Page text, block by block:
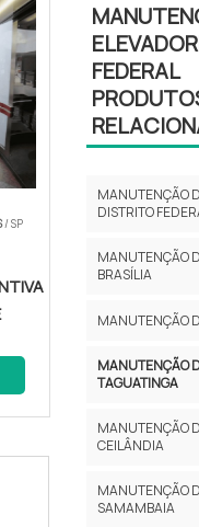
/ SP
FEDERAL
MANUTENÇÃO
DISTRITO
MANUTENÇÃO
BRASÍLIA
MANUTENÇÃO
MANUTENÇÃO
TAGUATINGA
MANUTENÇÃO
CEILÂNDIA
MANUTENÇÃO
SAMAMBAIA